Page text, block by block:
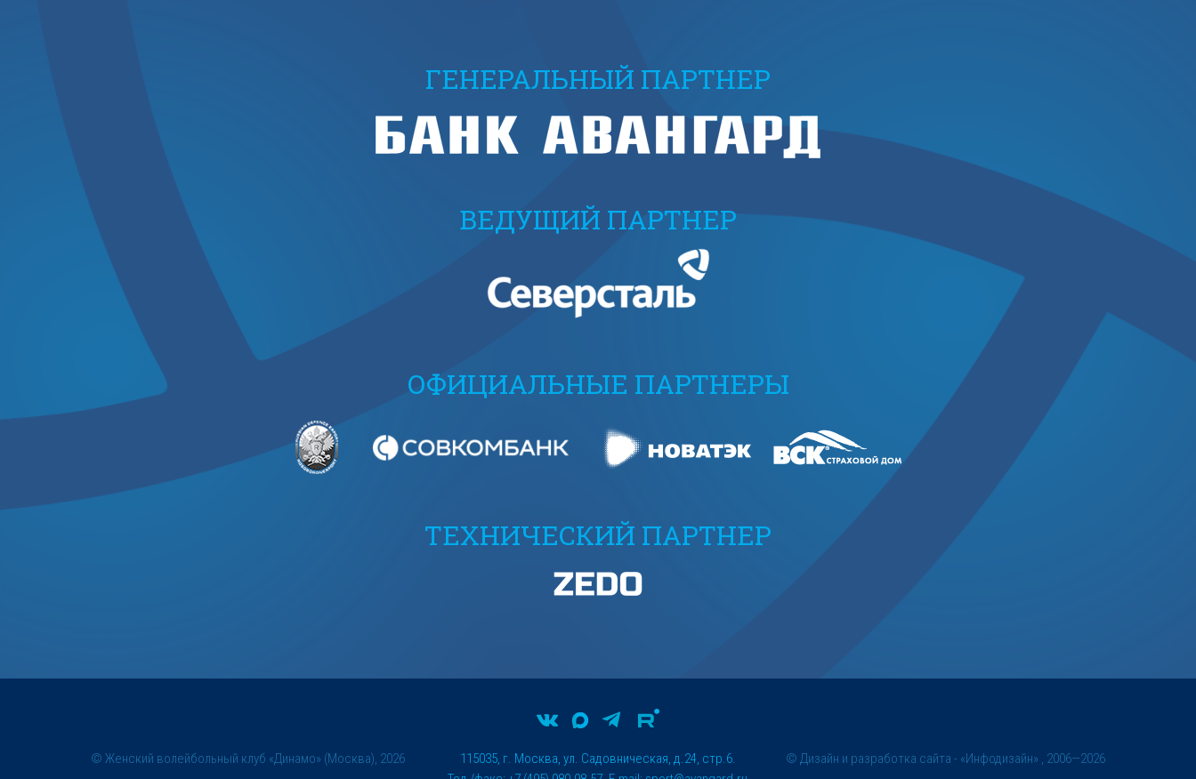
ГЕНЕРАЛЬНЫЙ ПАРТНЕР
ВЕДУЩИЙ ПАРТНЕР
ОФИЦИАЛЬНЫЕ ПАРТНЕРЫ
ТЕХНИЧЕСКИЙ ПАРТНЕР
© Женский волейбольный клуб «Динамо» (Москва), 2026
115035, г. Москва, ул. Садовническая, д.24, стр.6.
© Дизайн и разработка сайта - «Инфодизайн» , 2006—2026